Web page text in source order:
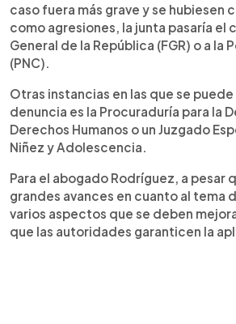
caso fuera más grave y se hubiesen
como agresiones, la junta pasaría el
General de la República (FGR) o a la
(PNC).
Otras instancias en las que se
denuncia es la Procuraduría para la
Derechos Humanos o un Juzgado
Niñez y Adolescencia.
Para el abogado Rodríguez, a pesar
grandes avances en cuanto al tema
varios aspectos que se deben
que las autoridades garanticen la